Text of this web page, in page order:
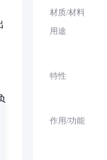
材质/材料
用途
特性
作用/功能